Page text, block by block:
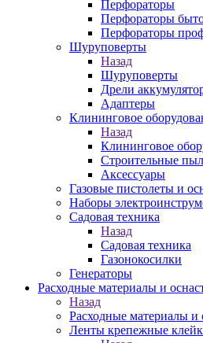
Перфораторы
Перфораторы
Перфораторы
Шуруповерты
Назад
Шуруповерты
Дрели
Адаптеры
Клининговое
Назад
Клининговое
Строительные
Аксессуары
Газовые пистолеты и
Наборы
Садовая техника
Назад
Садовая техника
Газонокосилки
Генераторы
Расходные материалы и
Назад
Расходные материалы и
Ленты крепежные